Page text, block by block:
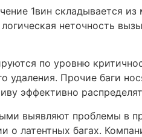
1вин складывается
неточность
по уровню
удаления. Прочие баги
эффективно
выявляют проблемы в
о латентных багах.